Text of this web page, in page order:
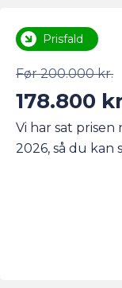
Partikelfilter (DPF)
Tankstørrelse
Prisfald
Før 200.000 kr.
178.800
Vi har sat prisen
2026, så du kan